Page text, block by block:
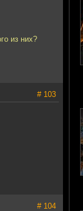
из них?
# 103
# 104